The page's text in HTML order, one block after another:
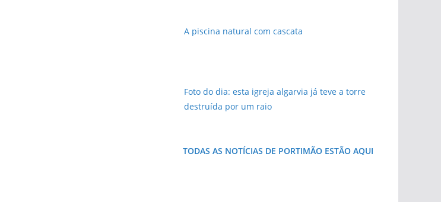
A piscina natural com cascata
Foto do dia: esta igreja algarvia já teve a torre
destruída por um raio
TODAS AS NOTÍCIAS DE PORTIMÃO ESTÃO AQUI